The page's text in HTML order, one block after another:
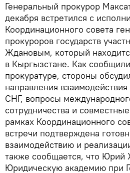
Генеральный прокурор
декабря встретился с
Координационного совета
прокуроров государств
Ждановым, который
в Кыргызстане. Как
прокуратуре, стороны
направления взаимодействия
СНГ, вопросы
сотрудничества и
рамках Координационного
встречи подтверждена
взаимодействию и
также сообщается, что Юрий
Юридическую академию при